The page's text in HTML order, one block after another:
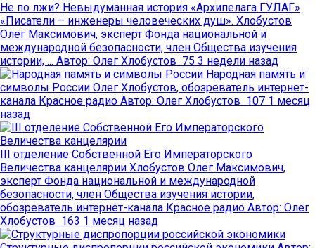
Не по лжи? Невыдуманная история «Архипелага ГУЛАГ»
«Писатели – инженеры человеческих душ». Хлобустов
Олег Максимович, эксперт Фонда национальной и
международной безопасности, член Общества изучения
истории, ... Автор: Олег Хлобустов 75 3 недели назад
Народная память и
символы России Олег Хлобустов, обозреватель интернет-
канала Красное радио Автор: Олег Хлобустов 107 1 месяц
назад
III отделение Собственной Его Императорского
Величества канцелярии Хлобустов Олег Максимович,
эксперт Фонда национальной и международной
безопасности, член Общества изучения истории,
обозреватель интернет-канала Красное радио Автор: Олег
Хлобустов 163 1 месяц назад